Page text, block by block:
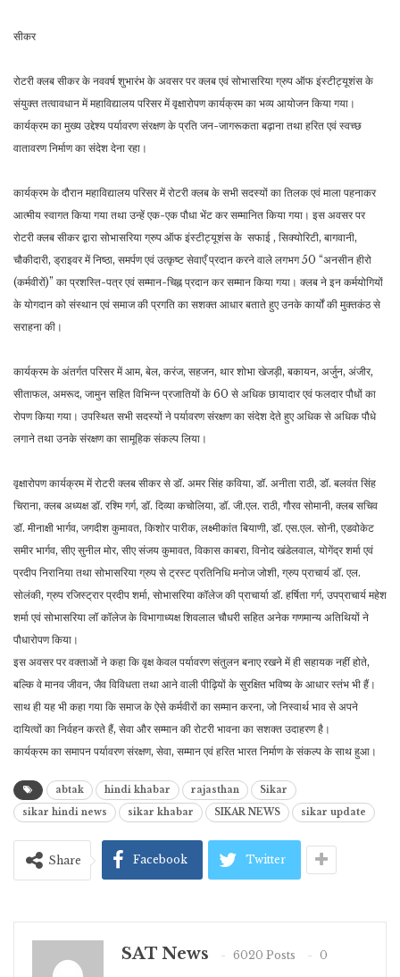
सीकर
रोटरी क्लब सीकर के नववर्ष शुभारंभ के अवसर पर क्लब एवं सोभासरिया ग्रुप ऑफ इंस्टीट्यूशंस के
संयुक्त तत्वावधान में महाविद्यालय परिसर में वृक्षारोपण कार्यक्रम का भव्य आयोजन किया गया।
कार्यक्रम का मुख्य उद्देश्य पर्यावरण संरक्षण के प्रति जन-जागरूकता बढ़ाना तथा हरित एवं स्वच्छ
वातावरण निर्माण का संदेश देना रहा।
कार्यक्रम के दौरान महाविद्यालय परिसर में रोटरी क्लब के सभी सदस्यों का तिलक एवं माला पहनाकर
आत्मीय स्वागत किया गया तथा उन्हें एक-एक पौधा भेंट कर सम्मानित किया गया। इस अवसर पर
रोटरी क्लब सीकर द्वारा सोभासरिया ग्रुप ऑफ इंस्टीट्यूशंस के सफाई , सिक्योरिटी, बागवानी,
चौकीदारी, ड्राइवर में निष्ठा, समर्पण एवं उत्कृष्ट सेवाएँ प्रदान करने वाले लगभग 50 “अनसीन हीरो
(कर्मवीरों)” का प्रशस्ति-पत्र एवं सम्मान-चिह्न प्रदान कर सम्मान किया गया। क्लब ने इन कर्मयोगियों
के योगदान को संस्थान एवं समाज की प्रगति का सशक्त आधार बताते हुए उनके कार्यों की मुक्तकंठ से
सराहना की।
कार्यक्रम के अंतर्गत परिसर में आम, बेल, करंज, सहजन, थार शोभा खेजड़ी, बकायन, अर्जुन, अंजीर,
सीताफल, अमरूद, जामुन सहित विभिन्न प्रजातियों के 60 से अधिक छायादार एवं फलदार पौधों का
रोपण किया गया। उपस्थित सभी सदस्यों ने पर्यावरण संरक्षण का संदेश देते हुए अधिक से अधिक पौधे
लगाने तथा उनके संरक्षण का सामूहिक संकल्प लिया।
वृक्षारोपण कार्यक्रम में रोटरी क्लब सीकर से डॉ. अमर सिंह कविया, डॉ. अनीता राठी, डॉ. बलवंत सिंह
चिराना, क्लब अध्यक्ष डॉ. रश्मि गर्ग, डॉ. दिव्या कचोलिया, डॉ. जी.एल. राठी, गौरव सोमानी, क्लब सचिव
डॉ. मीनाक्षी भार्गव, जगदीश कुमावत, किशोर पारीक, लक्ष्मीकांत बियाणी, डॉ. एस.एल. सोनी, एडवोकेट
समीर भार्गव, सीए सुनील मोर, सीए संजय कुमावत, विकास काबरा, विनोद खंडेलवाल, योगेंद्र शर्मा एवं
प्रदीप निरानिया तथा सोभासरिया ग्रुप से ट्रस्ट प्रतिनिधि मनोज जोशी, ग्रुप प्राचार्य डॉ. एल.
सोलंकी, ग्रुप रजिस्ट्रार प्रदीप शर्मा, सोभासरिया कॉलेज की प्राचार्या डॉ. हर्षिता गर्ग, उपप्राचार्य महेश
शर्मा एवं सोभासरिया लॉ कॉलेज के विभागाध्यक्ष शिवलाल चौधरी सहित अनेक गणमान्य अतिथियों ने
पौधारोपण किया।
इस अवसर पर वक्ताओं ने कहा कि वृक्ष केवल पर्यावरण संतुलन बनाए रखने में ही सहायक नहीं होते,
बल्कि वे मानव जीवन, जैव विविधता तथा आने वाली पीढ़ियों के सुरक्षित भविष्य के आधार स्तंभ भी हैं।
साथ ही यह भी कहा गया कि समाज के ऐसे कर्मवीरों का सम्मान करना, जो निस्वार्थ भाव से अपने
दायित्वों का निर्वहन करते हैं, सेवा और सम्मान की रोटरी भावना का सशक्त उदाहरण है।
कार्यक्रम का समापन पर्यावरण संरक्षण, सेवा, सम्मान एवं हरित भारत निर्माण के संकल्प के साथ हुआ।
abtak hindi khabar rajasthan
Sikar
sikar hindi news
sikar khabar SIKAR NEWS sikar update
Share Facebook Twitter
SAT News 6020 Posts
0